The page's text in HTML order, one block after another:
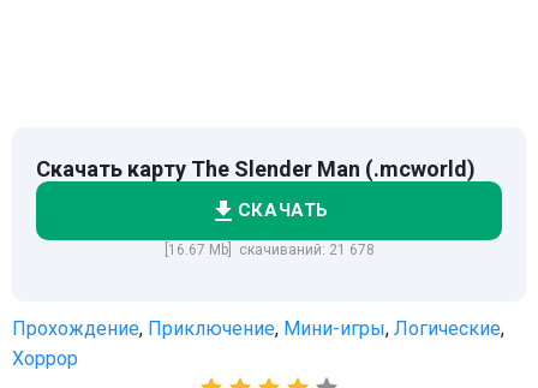
Скачать карту The Slender Man (.mcworld)
СКАЧАТЬ
[16.67 Mb] скачиваний: 21 678
Прохождение, Приключение, Мини-игры, Логические,
Хоррор